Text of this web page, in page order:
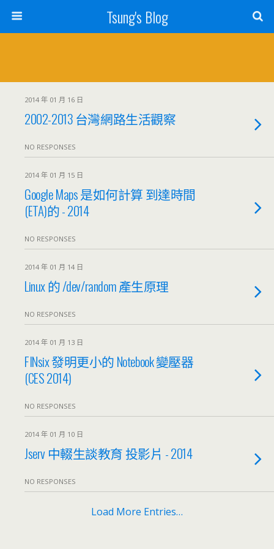
Tsung's Blog
2014 年 01 月 16 日
2002-2013 台灣網路生活觀察
NO RESPONSES
2014 年 01 月 15 日
Google Maps 是如何計算 到達時間
(ETA)的 - 2014
NO RESPONSES
2014 年 01 月 14 日
Linux 的 /dev/random 產生原理
NO RESPONSES
2014 年 01 月 13 日
FINsix 發明更小的 Notebook 變壓器
(CES 2014)
NO RESPONSES
2014 年 01 月 10 日
Jserv 中輟生談教育 投影片 - 2014
NO RESPONSES
Load More Entries…